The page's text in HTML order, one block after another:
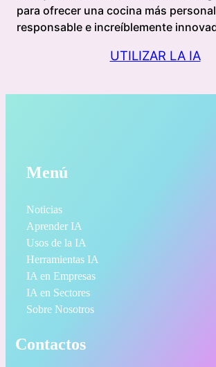
para ofrecer una cocina más
responsable e increíblemente
UTILIZAR LA IA
Menú
Noticias
Aprender IA
Usos de la IA
Herramientas IA
IA en Empresas
IA en Sectores
Sobre Nosotros
Contactos